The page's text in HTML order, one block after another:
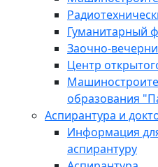
Гуманитарный
Заочно-
Центр
образования
Аспирантура и
Информация
аспирантуру